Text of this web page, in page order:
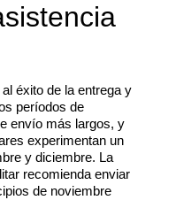
éxito de la entrega y
períodos de
envío más largos, y
experimentan un
y diciembre. La
recomienda enviar
de noviembre